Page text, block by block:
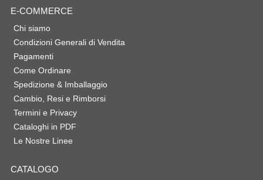
E-COMMERCE
Chi siamo
Condizioni Generali di Vendita
Pagamenti
Come Ordinare
Spedizione & Imballaggio
Cambio, Resi e Rimborsi
Termini e Privacy
Cataloghi in PDF
Le Nostre Linee
CATALOGO